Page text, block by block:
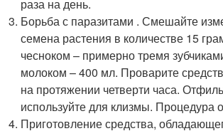
раза на день.
Борьба с паразитами . Смешайте
семена растения в количестве 15
чесноком – примерно тремя
молоком – 400 мл. Проварите
на протяжении четверти часа.
используйте для клизмы. Процедура
Приготовление средства,